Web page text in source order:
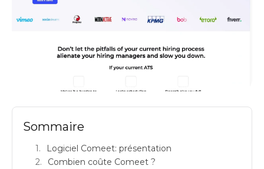
Sommaire
Logiciel Comeet: présentation
Combien coûte Comeet ?